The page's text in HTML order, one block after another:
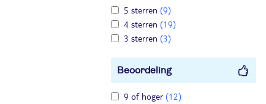
5 sterren (9)
4 sterren (19)
3 sterren (3)
Beoordeling
9 of hoger(12)